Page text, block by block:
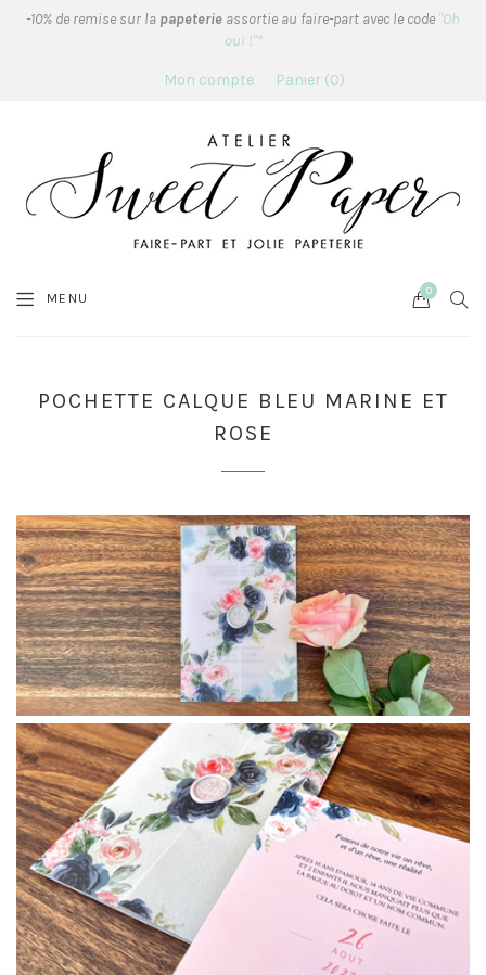
-10% de remise sur la papeterie assortie au faire-part avec le code "Oh
oui !"*
Mon compte Panier 0
MENU Cart
0
POCHETTE CALQUE BLEU MARINE ET
ROSE